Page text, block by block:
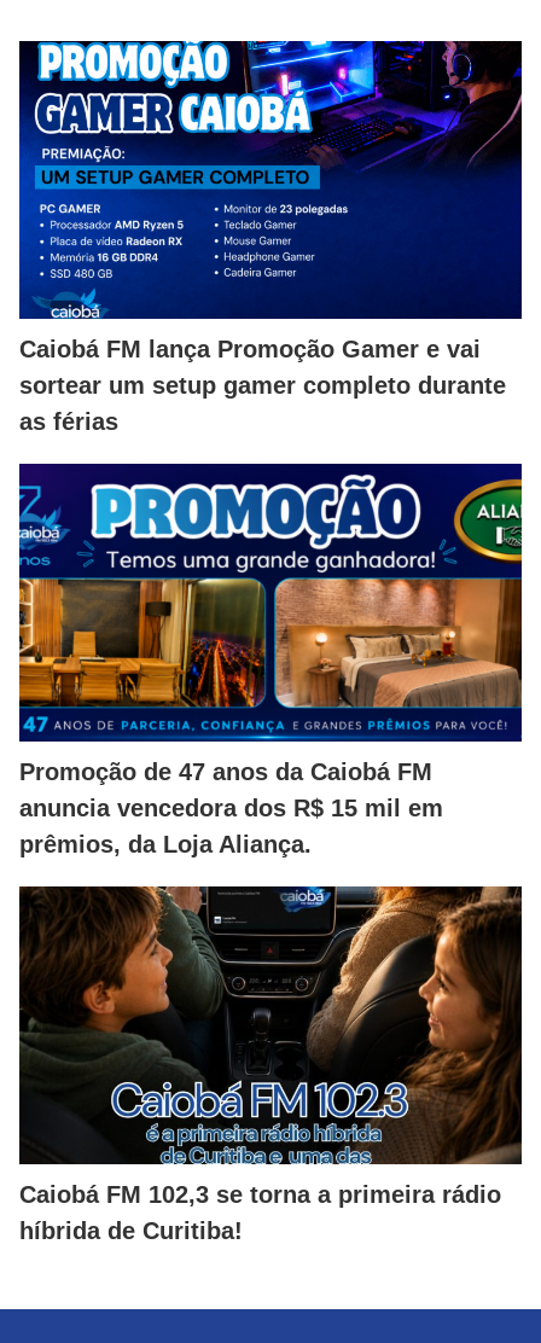
Caiobá FM lança Promoção Gamer e vai
sortear um setup gamer completo durante
as férias
Promoção de 47 anos da Caiobá FM
anuncia vencedora dos R$ 15 mil em
prêmios, da Loja Aliança.
Caiobá FM 102,3 se torna a primeira rádio
híbrida de Curitiba!